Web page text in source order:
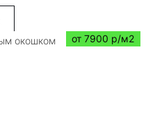
от 7900 р/м2